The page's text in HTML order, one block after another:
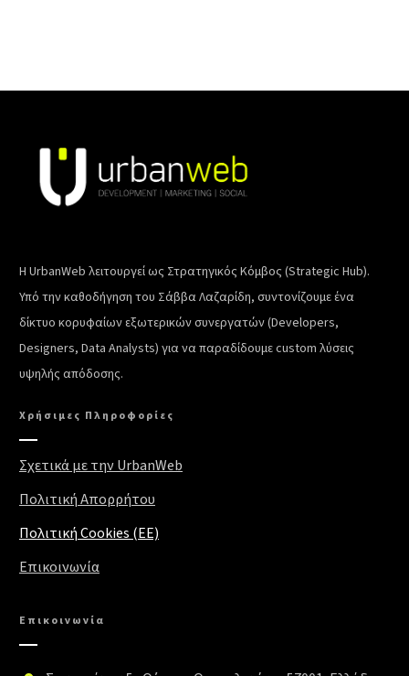
Η UrbanWeb λειτουργεί ως Στρατηγικός Κόμβος (Strategic Hub).
Υπό την καθοδήγηση του Σάββα Λαζαρίδη, συντονίζουμε ένα
δίκτυο κορυφαίων εξωτερικών συνεργατών (Developers,
Designers, Data Analysts) για να παραδίδουμε custom λύσεις
υψηλής απόδοσης.
Χρήσιμες Πληροφορίες
Σχετικά με την UrbanWeb
Πολιτική Απορρήτου
Πολιτική Cookies (EE)
Επικοινωνία
Επικοινωνία